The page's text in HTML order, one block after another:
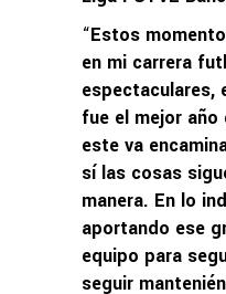
“Estos
en mi carrera
espectaculares,
fue el mejor año
este va
sí las cosas
manera. En lo
aportando ese
equipo para
seguir